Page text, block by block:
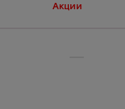
Акции